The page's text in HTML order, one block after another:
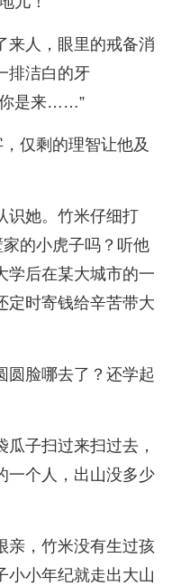
来人，眼里的戒备消
排洁白的牙
你是来……”
仅剩的理智让他及
识她。竹米仔细打
家的小虎子吗？听他
学后在某大城市的一
定时寄钱给辛苦带大
圆脸哪去了？还学起
子扫过来扫过去，
一个人，出山没多少
亲，竹米没有生过孩
小小年纪就走出大山